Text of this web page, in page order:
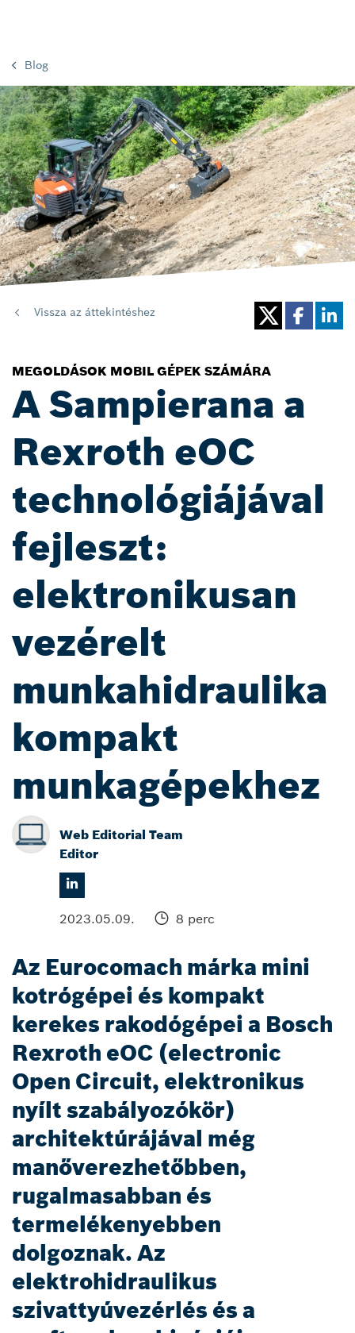
Blog
Vissza az áttekintéshez
MEGOLDÁSOK MOBIL GÉPEK SZÁMÁRA
A Sampierana a
Rexroth eOC
technológiájával
fejleszt:
elektronikusan
vezérelt
munkahidraulika
kompakt
munkagépekhez
Web Editorial Team
Editor
2023.05.09. 8 perc
Az Eurocomach márka mini
kotrógépei és kompakt
kerekes rakodógépei a Bosch
Rexroth eOC (electronic
Open Circuit, elektronikus
nyílt szabályozókör)
architektúrájával még
manőverezhetőbben,
rugalmasabban és
termelékenyebben
dolgoznak. Az
elektrohidraulikus
szivattyúvezérlés és a